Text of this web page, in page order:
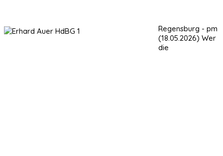
Regensburg - pm
(18.05.2026) Wer
die